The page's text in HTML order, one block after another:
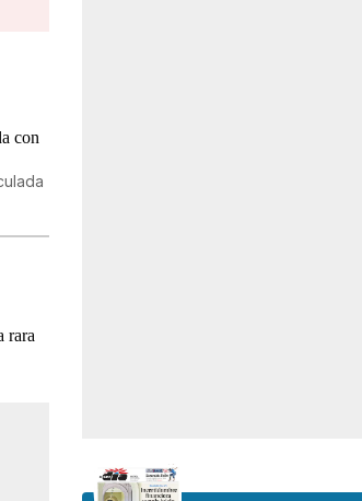
rara